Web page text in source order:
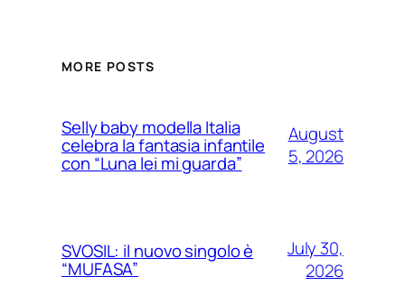
MORE POSTS
Selly baby modella Italia
celebra la fantasia infantile
con “Luna lei mi guarda”
August
5, 2026
SVOSIL: il nuovo singolo è
“MUFASA”
July 30,
2026